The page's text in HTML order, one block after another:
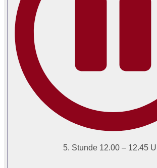
5. Stunde 12.00 – 12.45